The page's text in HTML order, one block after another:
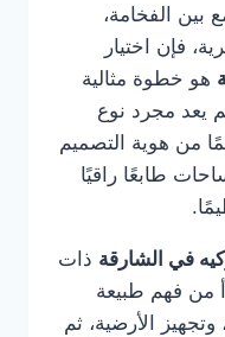
الفخامة،
فإن اختيار
هو خطوة مثالية
يعد مجرد نوع
من هوية التصميم
طابعًا راقيًا
في الشارقة ذات
من فهم طبيعة
وتجهيز الأرضية، ثم